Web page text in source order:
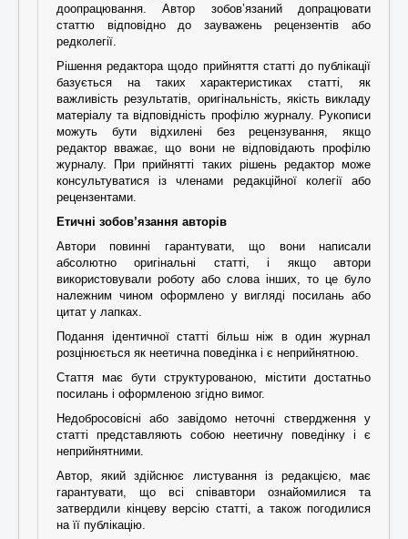
доопрацювання. Автор зобов’язаний допрацювати
статтю відповідно до зауважень рецензентів або
редколегії.
Рішення редактора щодо прийняття статті до публікації
базується на таких характеристиках статті, як
важливість результатів, оригінальність, якість викладу
матеріалу та відповідність профілю журналу. Рукописи
можуть бути відхилені без рецензування, якщо
редактор вважає, що вони не відповідають профілю
журналу. При прийнятті таких рішень редактор може
консультуватися із членами редакційної колегії або
рецензентами.
Етичні зобов’язання авторів
Автори повинні гарантувати, що вони написали
абсолютно оригінальні статті, і якщо автори
використовували роботу або слова інших, то це було
належним чином оформлено у вигляді посилань або
цитат у лапках.
Подання ідентичної статті більш ніж в один журнал
розцінюється як неетична поведінка і є неприйнятною.
Стаття має бути структурованою, містити достатньо
посилань і оформленою згідно вимог.
Недобросовісні або завідомо неточні ствердження у
статті представляють собою неетичну поведінку і є
неприйнятними.
Автор, який здійснює листування із редакцією, має
гарантувати, що всі співавтори ознайомилися та
затвердили кінцеву версію статті, а також погодилися
на її публікацію.